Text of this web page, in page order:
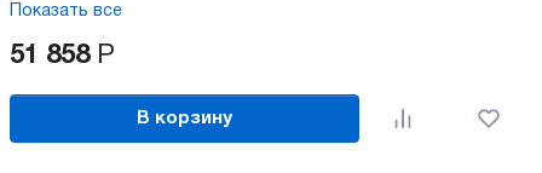
Показать все
51 858 Р
В корзину